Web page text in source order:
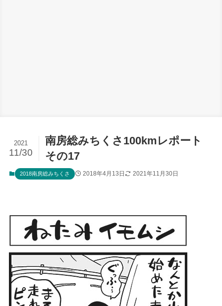
南房総みちくさ100kmレポート
その17
2021
11/30
2018南房総みちくさ 2018年4月13日 2021年11月30日